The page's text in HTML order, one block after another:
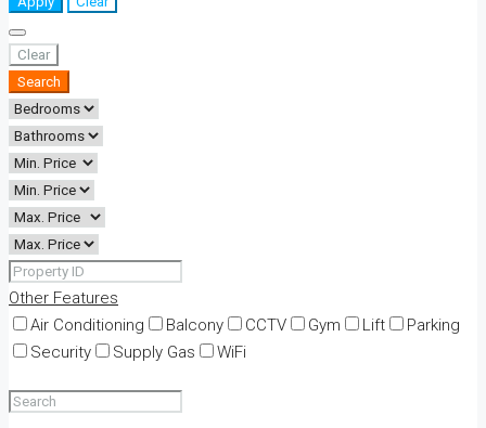
Clear
Search
Other Features
Air Conditioning
Balcony CCTV Gym Lift
Parking
Security
Supply Gas WiFi